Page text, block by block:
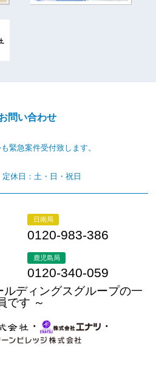
問い合わせ
緊急案件受付致します。
定休日：土・日・祝日
日南局
0120-983-386
鹿児島局
0120-340-059
ルディングスグループの一
です ～
・
・